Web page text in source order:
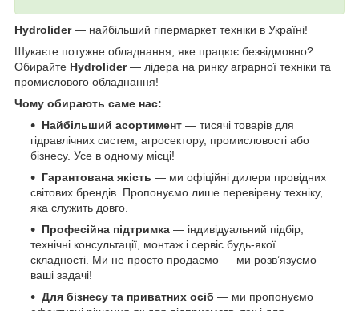
Hydrolider— найбільший гіпермаркет техніки в Україні!
Шукаєте потужне обладнання, яке працює безвідмовно?
Обирайте Hydrolider— лідера на ринку аграрної техніки та
промислового обладнання!
Чому обирають саме нас:
Найбільший асортимент — тисячі товарів для
гідравлічних систем, агросектору, промисловості або
бізнесу. Усе в одному місці!
Гарантована якість — ми офіційні дилери провідних
світових брендів. Пропонуємо лише перевірену техніку,
яка служить довго.
Професійна підтримка — індивідуальний підбір,
технічні консультації, монтаж і сервіс будь-якої
складності. Ми не просто продаємо — ми розв’язуємо
ваші задачі!
Для бізнесу та приватних осіб — ми пропонуємо